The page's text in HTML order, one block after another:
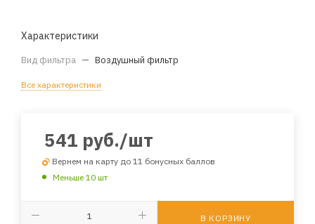
Характеристики
Вид фильтра — Воздушный фильтр
Все характеристики
541 руб./шт
Вернем на карту до 11 бонусных баллов
Меньше 10 шт
В КОРЗИНУ